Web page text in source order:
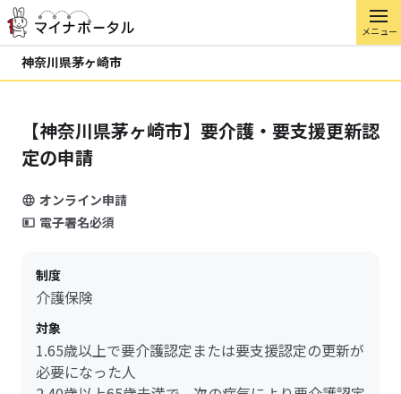
メニュー
神奈川県茅ヶ崎市
【神奈川県茅ヶ崎市】要介護・要支援更新認
定の申請
オンライン申請
電子署名必須
制度
介護保険
対象
1.65歳以上で要介護認定または要支援認定の更新が
必要になった人